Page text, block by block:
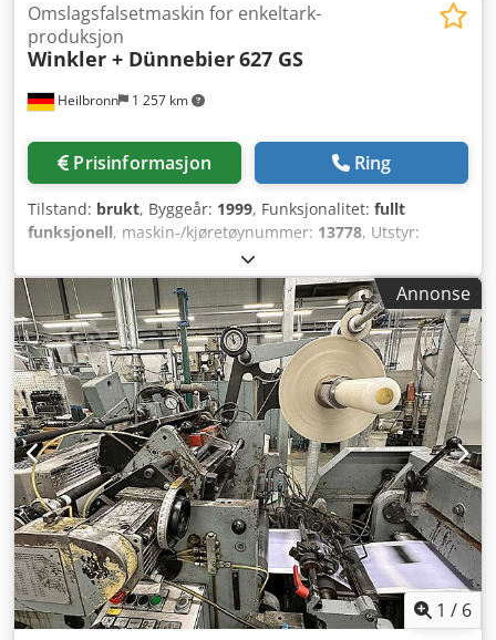
Heilbronn 1 257 km
Omslagsfalsetmaskin for enkeltark-
produksjon
Winkler + Dünnebier627 GS
Prisinformasjon Ring
Tilstand: brukt, Byggeår: 1999, Funksjonalitet: fullt
funksjonell, maskin-/kjøretøynummer: 13778, Utstyr:
, Maskin W&D 627 GS, nummer
13778 • Fra 1999 • 2 trykkeenheter for utsiden • 1
trykkeenhet for innsiden • Limt/selvklebende/smeltelim •
Utsideklaffseksjon • 1 vindusseksjon Dcsdpfozlh Nbex Ap
Dek • Driftkontrollere konvertert til Indra Drive Bosch
REXROTH av W&D • Minst produktstørrelse: 83 x 120 mm •
Maksimal produktstørrelse: 185 x 330 mm •
Etiketteringsstasjon • Maksimal kapasitet: 500 sykluser
Annonse
1 / 6